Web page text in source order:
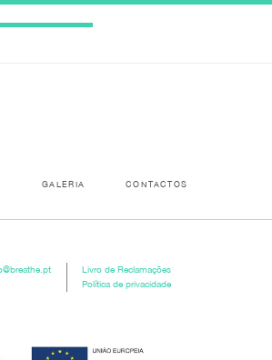
GALERIA CONTACTOS
Livro de Reclamações
Política de privacidade